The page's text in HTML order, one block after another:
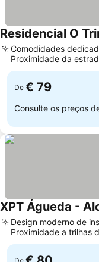
Residencial O
Comodidades
Proximidade da
Águeda
De € 79
Consulte os preços
XPT Águeda -
Design moderno de
Proximidade a trilhas
caminhada
De